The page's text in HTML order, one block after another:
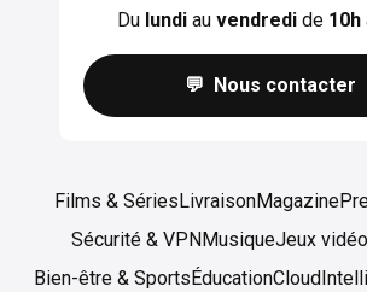
Du lundiau vendredide 10h
💬 Nous contacter
Films & Séries LivraisonMagazine
Sécurité & VPN MusiqueJeux vidéo
Bien-être & Sports ÉducationCloud